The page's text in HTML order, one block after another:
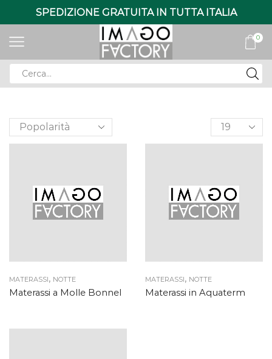
SPEDIZIONE GRATUITA IN TUTTA ITALIA
0
input
Products
per
MATERASSI, NOTTE
Materassi a Molle Bonnel
MATERASSI, NOTTE
Materassi in Aquaterm